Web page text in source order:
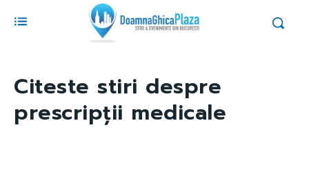
Citeste stiri despre
prescripții medicale